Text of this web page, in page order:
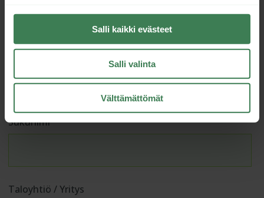
Salli kaikki evästeet
Salli valinta
Välttämättömät